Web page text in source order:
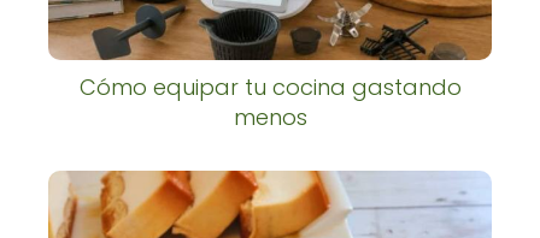
Cómo equipar tu cocina gastando
menos